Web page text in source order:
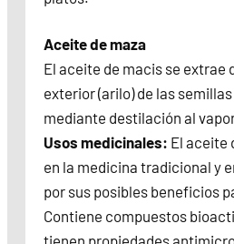
Aceite de maza
El aceite de macis se extrae
exterior (arilo) de las
mediante destilación al
Usos medicinales: El aceite
en la medicina tradicional y
por sus posibles beneficios
Contiene compuestos
tienen propiedades